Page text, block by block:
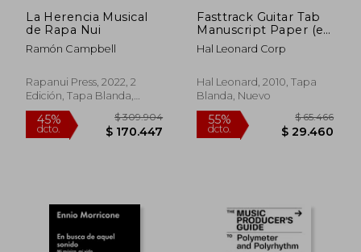
La Herencia Musical
de Rapa Nui
Ramón Campbell
Rapanui Press, 2022, 2
Edición, Tapa Blanda,
Nuevo
Fasttrack Guitar Tab
Manuscript Paper (en
Inglés)
Hal Leonard Corp
Hal Leonard, 2010, Tapa
Blanda, Nuevo